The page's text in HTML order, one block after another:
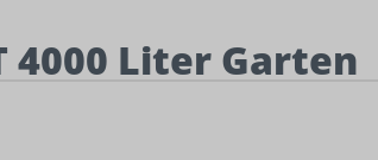
4000 Liter Garten